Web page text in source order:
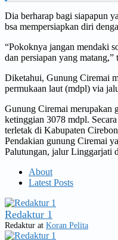
Dia berharap bagi siapapun
bsa mempersiapkan diri
“Pokoknya jangan mendaki
dan persiapan yang matang,”
Diketahui, Gunung Ciremai
permukaan laut (mdpl) via
Gunung Ciremai merupakan
ketinggian 3078 mdpl.
terletak di Kabupaten
Pendakian gunung Ciremai
Palutungan, jalur Linggarjati
About
Latest Posts
Redaktur 1
Redaktur at Koran Pelita